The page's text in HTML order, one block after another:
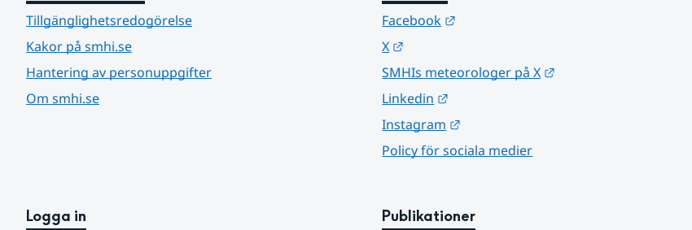
Tillgänglighetsredogörelse
Kakor på smhi.se
Hantering av personuppgifter
Om smhi.se
Facebook
X
SMHIs meteorologer på X
Linkedin
Instagram
Policy för sociala medier
Logga in Publikationer